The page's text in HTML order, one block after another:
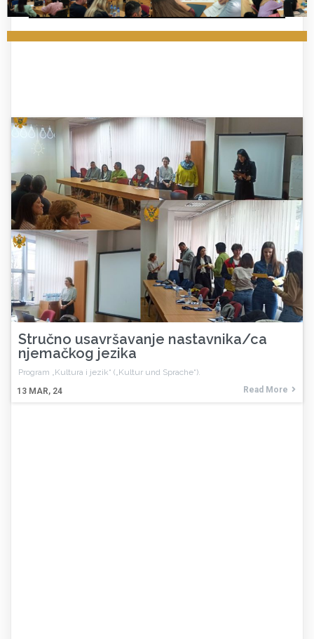
Stručno usavršavanje nastavnika/ca
njemačkog jezika
13 MAR, 24
Program „Kultura i jezik“ („Kultur und Sprache“).
Read More